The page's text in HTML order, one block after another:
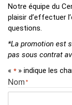
Notre équipe du
plaisir d’effectuer
questions.
*La promotion est
pas sous contrat
« *» indique les
Nom*